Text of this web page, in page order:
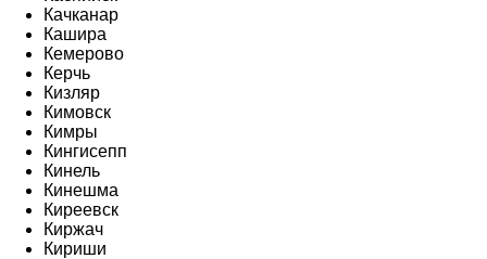
Качканар
Кашира
Кемерово
Керчь
Кизляр
Кимовск
Кимры
Кингисепп
Кинель
Кинешма
Киреевск
Киржач
Кириши